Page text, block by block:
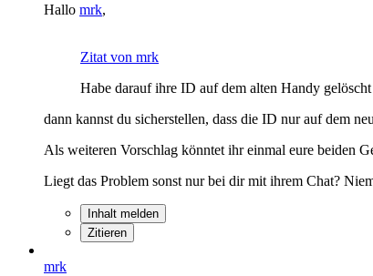
Hallo mrk,
Zitat von mrk
Habe darauf ihre ID auf dem alten Handy gelöscht
dann kannst du sicherstellen, dass die ID nur auf dem
Als weiteren Vorschlag könntet ihr einmal eure beiden
Liegt das Problem sonst nur bei dir mit ihrem Chat?
Inhalt melden
Zitieren
mrk